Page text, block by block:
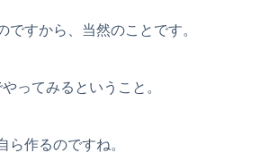
ですから、当然のことです。
やってみるということ。
ら作るのですね。